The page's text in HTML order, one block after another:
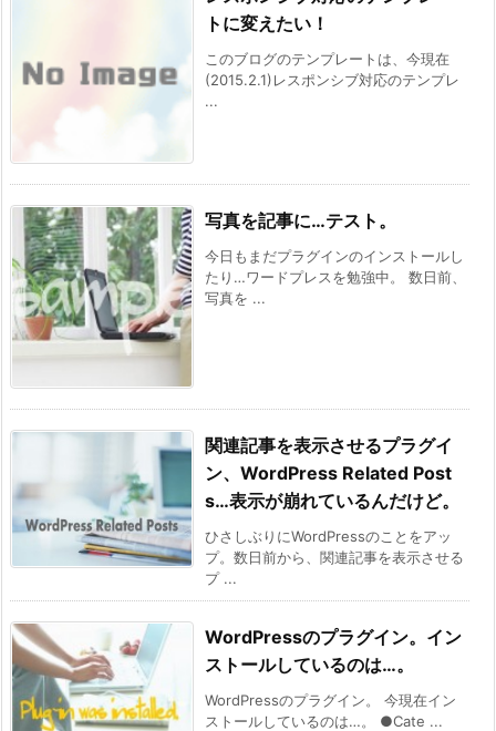
トに変えたい！
このブログのテンプレートは、今現在
(2015.2.1)レスポンシブ対応のテンプレ
...
写真を記事に…テスト。
今日もまだプラグインのインストールし
たり…ワードプレスを勉強中。 数日前、
写真を ...
関連記事を表示させるプラグイ
ン、WordPress Related Post
s…表示が崩れているんだけど。
ひさしぶりにWordPressのことをアッ
プ。数日前から、関連記事を表示させる
プ ...
WordPressのプラグイン。イン
ストールしているのは…。
WordPressのプラグイン。 今現在イン
ストールしているのは…。 ●Cate ...